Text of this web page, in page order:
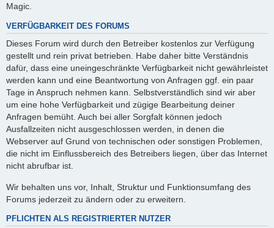
Magic.
VERFÜGBARKEIT DES FORUMS
Dieses Forum wird durch den Betreiber kostenlos zur Verfügung
gestellt und rein privat betrieben. Habe daher bitte Verständnis
dafür, dass eine uneingeschränkte Verfügbarkeit nicht gewährleistet
werden kann und eine Beantwortung von Anfragen ggf. ein paar
Tage in Anspruch nehmen kann. Selbstverständlich sind wir aber
um eine hohe Verfügbarkeit und zügige Bearbeitung deiner
Anfragen bemüht. Auch bei aller Sorgfalt können jedoch
Ausfallzeiten nicht ausgeschlossen werden, in denen die
Webserver auf Grund von technischen oder sonstigen Problemen,
die nicht im Einflussbereich des Betreibers liegen, über das Internet
nicht abrufbar ist.
Wir behalten uns vor, Inhalt, Struktur und Funktionsumfang des
Forums jederzeit zu ändern oder zu erweitern.
PFLICHTEN ALS REGISTRIERTER NUTZER